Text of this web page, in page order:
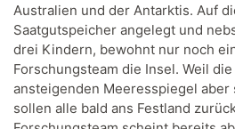
Australien und der Antarktis. Auf
Saatgutspeicher angelegt und
drei Kindern, bewohnt nur noch
Forschungsteam die Insel. Weil
ansteigenden Meeresspiegel aber
sollen alle bald ans Festland